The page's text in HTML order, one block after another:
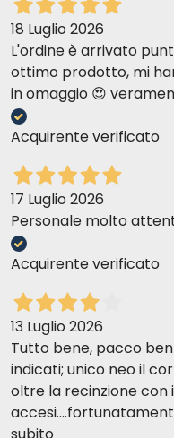
18 Luglio 2026
L'ordine è arrivato
ottimo prodotto, mi
in omaggio 😍
Acquirente verificato
17 Luglio 2026
Personale molto
Acquirente verificato
13 Luglio 2026
Tutto bene, pacco
indicati; unico neo il
oltre la recinzione con